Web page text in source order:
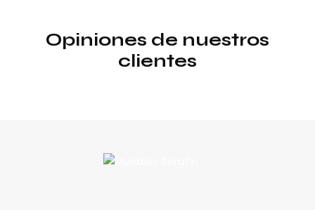
Opiniones de nuestros
clientes